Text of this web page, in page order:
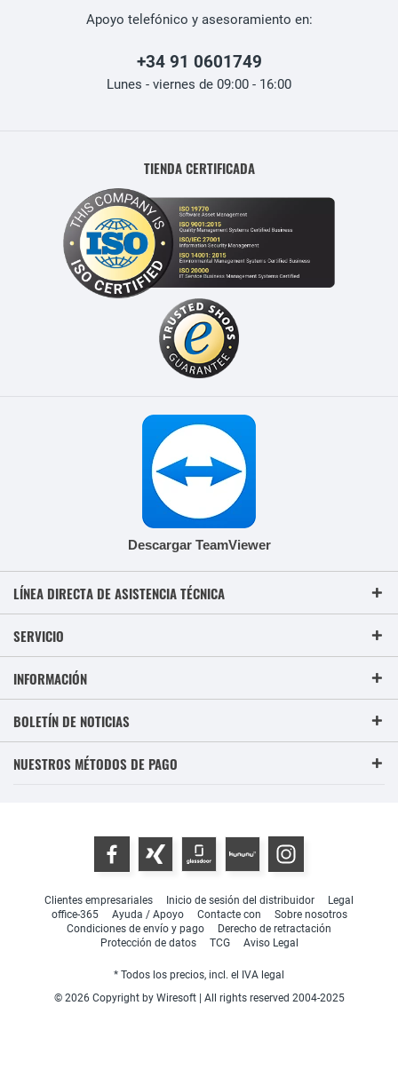
Apoyo telefónico y asesoramiento en:
+34 91 0601749
Lunes - viernes de 09:00 - 16:00
TIENDA CERTIFICADA
Descargar TeamViewer
LÍNEA DIRECTA DE ASISTENCIA TÉCNICA
SERVICIO
INFORMACIÓN
BOLETÍN DE NOTICIAS
NUESTROS MÉTODOS DE PAGO
Clientes empresariales Inicio de sesión del distribuidor
Legal
office-365
Ayuda / Apoyo Contacte con
Sobre nosotros
Condiciones de envío y pago
Derecho de retractación
Protección de datos
TCG Aviso Legal
* Todos los precios, incl. el IVA legal
© 2026 Copyright by Wiresoft | All rights reserved 2004-2025